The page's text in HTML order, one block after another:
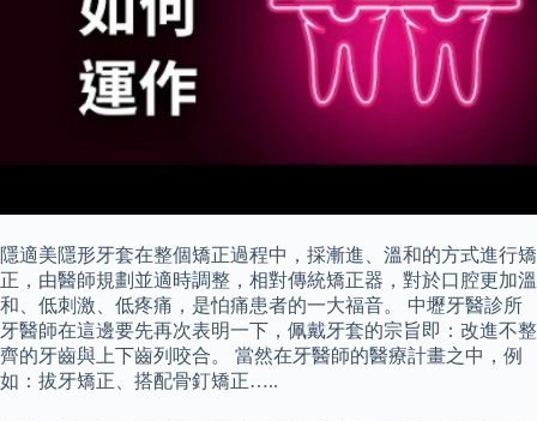
隱適美隱形牙套在整個矯正過程中，採漸進、溫和的方式進行矯
正，由醫師規劃並適時調整，相對傳統矯正器，對於口腔更加溫
和、低刺激、低疼痛，是怕痛患者的一大福音。 中壢牙醫診所
牙醫師在這邊要先再次表明一下，佩戴牙套的宗旨即：改進不整
齊的牙齒與上下齒列咬合。 當然在牙醫師的醫療計畫之中，例
如：拔牙矯正、搭配骨釘矯正…..